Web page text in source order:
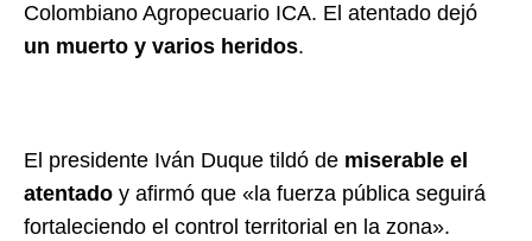
Colombiano Agropecuario ICA. El atentado dejó
un muerto y varios heridos.
El presidente Iván Duque tildó de miserable el
atentado y afirmó que «la fuerza pública seguirá
fortaleciendo el control territorial en la zona».